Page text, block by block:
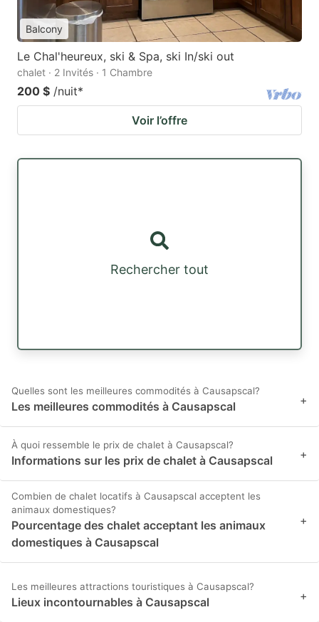
Balcony
Le Chal'heureux, ski & Spa, ski In/ski out
chalet · 2 Invités · 1 Chambre
200 $ /nuit*
Voir l’offre
Rechercher tout
Quelles sont les meilleures commodités à Causapscal?
Les meilleures commodités à Causapscal +
À quoi ressemble le prix de chalet à Causapscal?
Informations sur les prix de chalet à Causapscal +
Combien de chalet locatifs à Causapscal acceptent les
animaux domestiques?
Pourcentage des chalet acceptant les animaux
domestiques à Causapscal
+
Les meilleures attractions touristiques à Causapscal?
Lieux incontournables à Causapscal +